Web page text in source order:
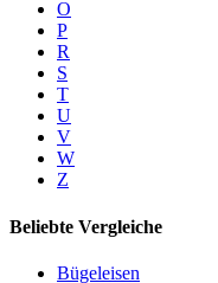
O
P
R
S
T
U
V
W
Z
Beliebte Vergleiche
Bügeleisen